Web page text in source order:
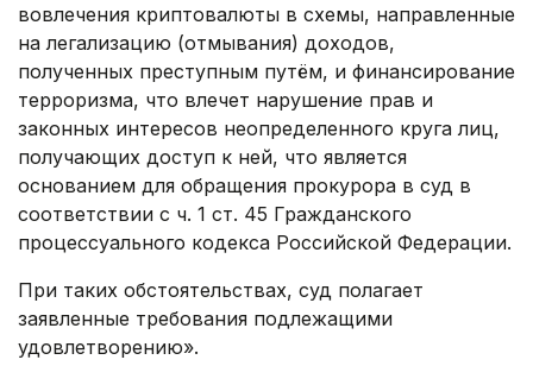
вовлечения криптовалюты в схемы, направленные
на легализацию (отмывания) доходов,
полученных преступным путём, и финансирование
терроризма, что влечет нарушение прав и
законных интересов неопределенного круга лиц,
получающих доступ к ней, что является
основанием для обращения прокурора в суд в
соответствии с ч. 1 ст. 45 Гражданского
процессуального кодекса Российской Федерации.
При таких обстоятельствах, суд полагает
заявленные требования подлежащими
удовлетворению».